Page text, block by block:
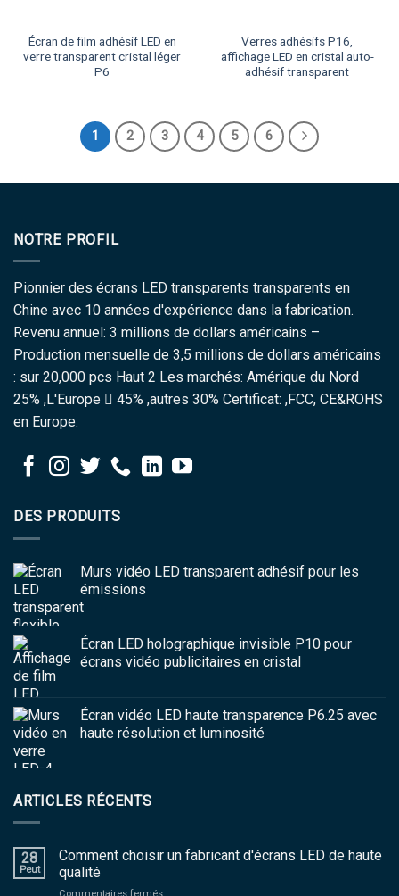
Écran de film adhésif LED en
verre transparent cristal léger
P6
Verres adhésifs P16,
affichage LED en cristal auto-
adhésif transparent
1 2 3 4 5 6
NOTRE PROFIL
Pionnier des écrans LED transparents transparents en
Chine avec 10 années d'expérience dans la fabrication.
Revenu annuel: 3 millions de dollars américains –
Production mensuelle de 3,5 millions de dollars américains
: sur 20,000 pcs Haut 2 Les marchés: Amérique du Nord
25% ,L'Europe  45% ,autres 30% Certificat: ,FCC, CE&ROHS
en Europe.
DES PRODUITS
Murs vidéo LED transparent adhésif pour les
émissions
Écran LED holographique invisible P10 pour
écrans vidéo publicitaires en cristal
Écran vidéo LED haute transparence P6.25 avec
haute résolution et luminosité
ARTICLES RÉCENTS
28
Peut
Comment choisir un fabricant d'écrans LED de haute
qualité
sur